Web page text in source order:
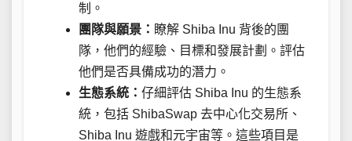
制。
團隊與願景： 瞭解 Shiba Inu 背後的團
隊，他們的經驗、目標和發展計劃。評估
他們是否具備成功的潛力。
生態系統： 仔細評估 Shiba Inu 的生態系
統，包括 ShibaSwap 去中心化交易所、
Shiba Inu 遊戲和元宇宙等。這些項目是